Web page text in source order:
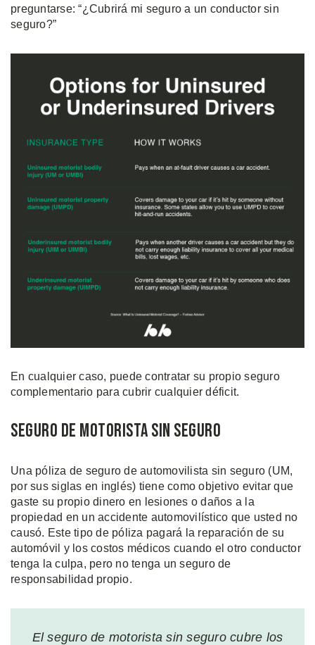
preguntarse: “¿Cubrirá mi seguro a un conductor sin
seguro?”
En cualquier caso, puede contratar su propio seguro
complementario para cubrir cualquier déficit.
Seguro de Motorista Sin Seguro
Una póliza de seguro de automovilista sin seguro (UM,
por sus siglas en inglés) tiene como objetivo evitar que
gaste su propio dinero en lesiones o daños a la
propiedad en un accidente automovilístico que usted no
causó. Este tipo de póliza pagará la reparación de su
automóvil y los costos médicos cuando el otro conductor
tenga la culpa, pero no tenga un seguro de
responsabilidad propio.
El seguro de motorista sin seguro cubre los